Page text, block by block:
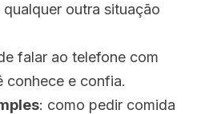
outra situação
falar ao telefone com
conhece e confia.
: como pedir comida